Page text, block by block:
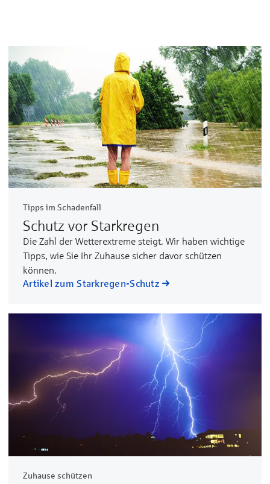
Tipps im Schadenfall
Schutz vor Starkregen
Die Zahl der Wetter­extreme steigt. Wir haben wichtige
Tipps, wie Sie Ihr Zu­hause sicher davor schützen
können.
Artikel zum Starkregen-Schutz
Zuhause schützen